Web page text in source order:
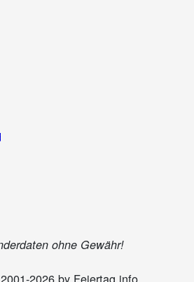
ohne Gewähr!
2026 by Feiertag.info